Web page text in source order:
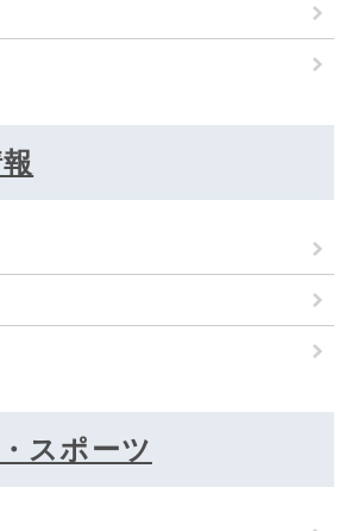
スポーツ